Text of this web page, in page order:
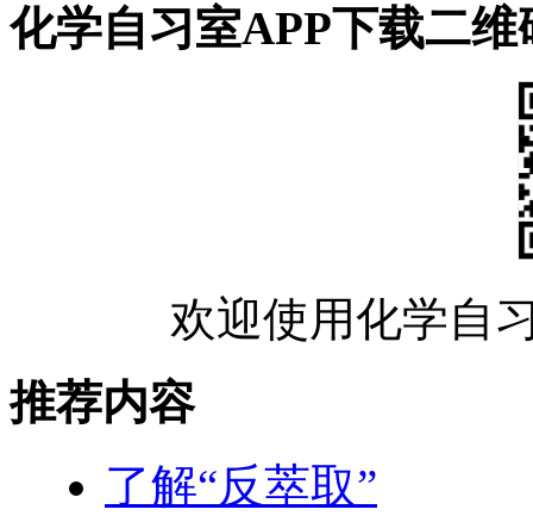
化学自习室APP下载二维
欢迎使用化学自
推荐内容
了解“反萃取”